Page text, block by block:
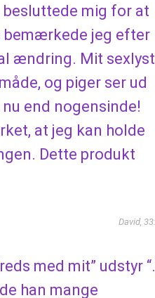
mig for at
bemærkede jeg efter
ændring. Mit sexlyst
og piger ser ud
end nogensinde!
at jeg kan holde
Dette produkt
David, 33:
med mit” udstyr “.
han mange